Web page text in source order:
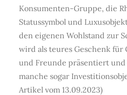
Konsumenten-Gruppe, die
Statussymbol und
den eigenen Wohlstand zur
wird als teures Geschenk für
und Freunde präsentiert
manche sogar
Artikel vom 13.09.2023)